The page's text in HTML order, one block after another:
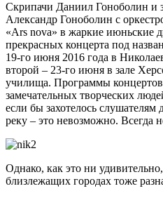
Скрипачи Даниил Гоноболин и
Александр Гоноболин с
«Ars nova» в жаркие июньские
прекрасных концерта под
19-го июня 2016 года в
второй – 23-го июня в зале
училища. Программы
замечательных творческих
если бы захотелось
реку – это невозможно. Всегда
Однако, как это ни
близлежащих городах тоже